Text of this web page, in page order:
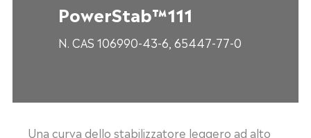
PowerStab™111
N. CAS 106990-43-6, 65447-77-0
Una curva dello stabilizzatore leggero ad alto